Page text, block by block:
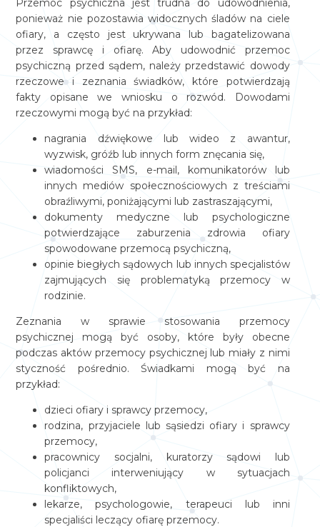
Przemoc psychiczna jest trudna do udowodnienia,
ponieważ nie pozostawia widocznych śladów na ciele
ofiary, a często jest ukrywana lub bagatelizowana
przez sprawcę i ofiarę. Aby udowodnić przemoc
psychiczną przed sądem, należy przedstawić dowody
rzeczowe i zeznania świadków, które potwierdzają
fakty opisane we wniosku o rozwód. Dowodami
rzeczowymi mogą być na przykład:
nagrania dźwiękowe lub wideo z awantur,
wyzwisk, gróźb lub innych form znęcania się,
wiadomości SMS, e-mail, komunikatorów lub
innych mediów społecznościowych z treściami
obraźliwymi, poniżającymi lub zastraszającymi,
dokumenty medyczne lub psychologiczne
potwierdzające zaburzenia zdrowia ofiary
spowodowane przemocą psychiczną,
opinie biegłych sądowych lub innych specjalistów
zajmujących się problematyką przemocy w
rodzinie.
Zeznania w sprawie stosowania przemocy
psychicznej mogą być osoby, które były obecne
podczas aktów przemocy psychicznej lub miały z nimi
styczność pośrednio. Świadkami mogą być na
przykład:
dzieci ofiary i sprawcy przemocy,
rodzina, przyjaciele lub sąsiedzi ofiary i sprawcy
przemocy,
pracownicy socjalni, kuratorzy sądowi lub
policjanci interweniujący w sytuacjach
konfliktowych,
lekarze, psychologowie, terapeuci lub inni
specjaliści leczący ofiarę przemocy.